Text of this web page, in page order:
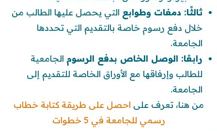
ثالثًا: دمغات وطوابع التي يحصل عليها الطالب من
خلال دفع رسوم خاصة بالتقديم التي تحددها
الجامعة.
رابعًا: الوصل الخاص بدفع الرسوم الجامعية
للطالب وإرفاقها مع الأوراق الخاصة للتقديم إلى
الجامعة.
من هنا، تعرف على احصل على طريقة كتابة خطاب
رسمي للجامعة في 5 خطوات